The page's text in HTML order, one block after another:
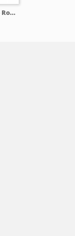
Rádio 89 FM Rádio Rock 102.9 FM